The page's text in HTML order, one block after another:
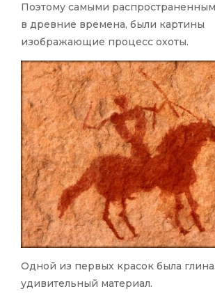
Поэтому самыми
в древние времена, были картины
изображающие процесс охоты.
Одной из первых красок была
удивительный материал.